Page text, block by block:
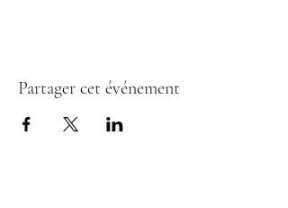
Partager cet événement